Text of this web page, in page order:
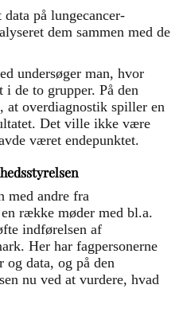
på lungecancer-
dem sammen med de
undersøger man, hvor
de to grupper. På den
at overdiagnostik spiller en
Det ville ikke være
været endepunktet.
med andre fra
række møder med bl.a.
indførelsen af
Her har fagpersonerne
og data, og på den
nu ved at vurdere, hvad